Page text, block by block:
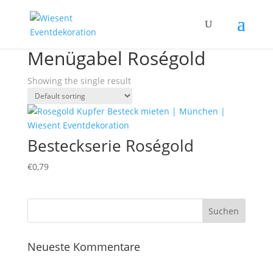
Menügabel Roségold
Showing the single result
Besteckserie Roségold
€0,79
Neueste Kommentare